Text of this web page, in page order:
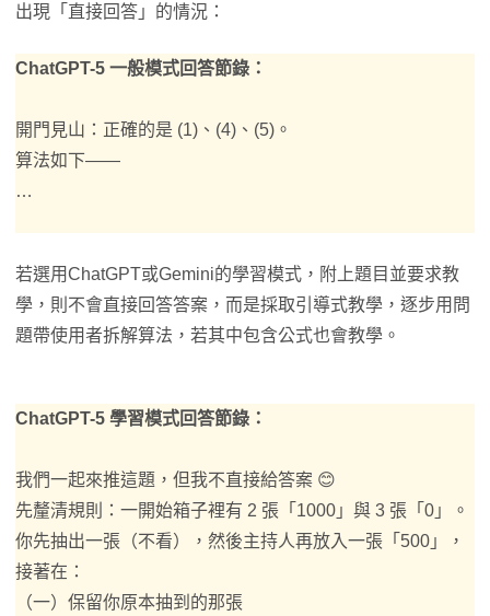
出現「直接回答」的情況：
ChatGPT-5 一般模式回答節錄：
開門見山：正確的是 (1)、(4)、(5)。
算法如下——
…
若選用ChatGPT或Gemini的學習模式，附上題目並要求教
學，則不會直接回答答案，而是採取引導式教學，逐步用問
題帶使用者拆解算法，若其中包含公式也會教學。
ChatGPT-5 學習模式回答節錄：
我們一起來推這題，但我不直接給答案 😊
先釐清規則：一開始箱子裡有 2 張「1000」與 3 張「0」。
你先抽出一張（不看），然後主持人再放入一張「500」，
接著在：
（一）保留你原本抽到的那張